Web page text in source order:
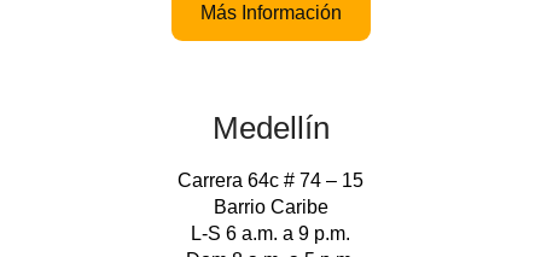
Más Información
Medellín
Carrera 64c # 74 – 15
Barrio Caribe
L-S 6 a.m. a 9 p.m.